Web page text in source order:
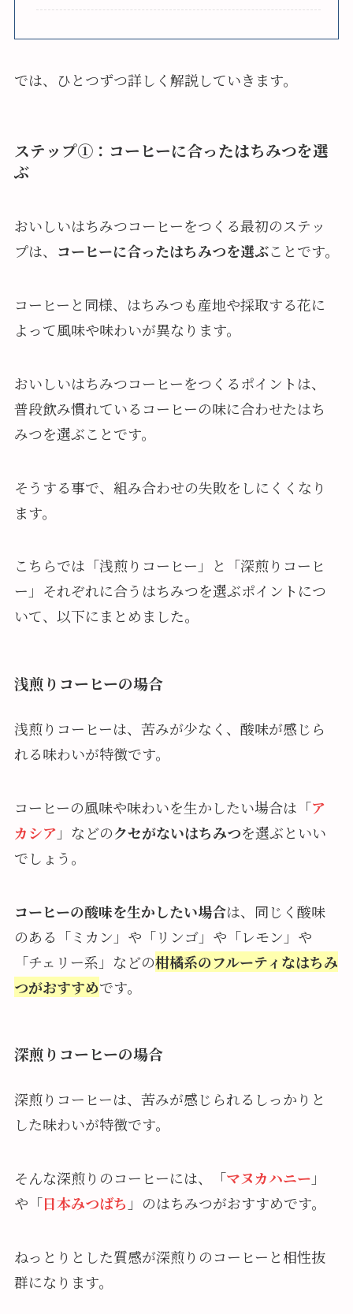
では、ひとつずつ詳しく解説していきます。
ステップ①：コーヒーに合ったはちみつを選
ぶ
おいしいはちみつコーヒーをつくる最初のステッ
プは、 コーヒーに合ったはちみつを選ぶことです。
コーヒーと同様、はちみつも産地や採取する花に
よって風味や味わいが異なります。
おいしいはちみつコーヒーをつくるポイントは、
普段飲み慣れているコーヒーの味に合わせたはち
みつを選ぶことです。
そうする事で、組み合わせの失敗をしにくくなり
ます。
こちらでは「浅煎りコーヒー」と「深煎りコーヒ
ー」それぞれに合うはちみつを選ぶポイントにつ
いて、以下にまとめました。
浅煎りコーヒーの場合
浅煎りコーヒーは、苦みが少なく、酸味が感じら
れる味わいが特徴です。
コーヒーの風味や味わいを生かしたい場合は「ア
カシア 」などのクセがないはちみつを選ぶといい
でしょう。
コーヒーの酸味を生かしたい場合は、同じく酸味
のある「ミカン」や「リンゴ」や「レモン」や
「チェリー系」などの柑橘系のフルーティなはちみ
つがおすすめです。
深煎りコーヒーの場合
深煎りコーヒーは、苦みが感じられるしっかりと
した味わいが特徴です。
そんな深煎りのコーヒーには、「マヌカハニー 」
や「日本みつばち 」のはちみつがおすすめです。
ねっとりとした質感が深煎りのコーヒーと相性抜
群になります。